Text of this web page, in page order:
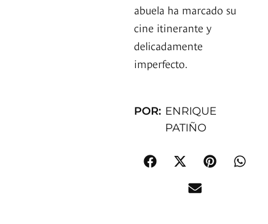
abuela ha marcado su
cine itinerante y
delicadamente
imperfecto.
POR: ENRIQUE
PATIÑO